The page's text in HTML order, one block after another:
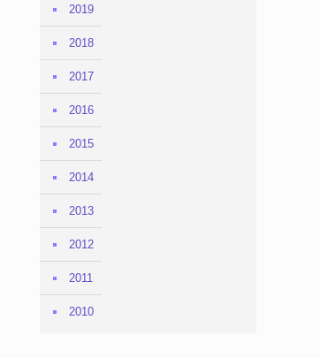
2019
2018
2017
2016
2015
2014
2013
2012
2011
2010